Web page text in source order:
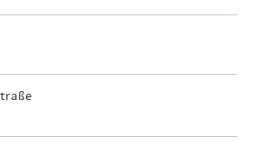
schenken